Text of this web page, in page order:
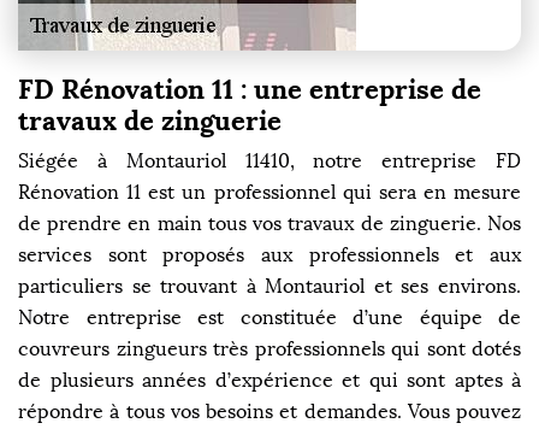
FD Rénovation 11 : une entreprise de
travaux de zinguerie
Siégée à Montauriol 11410, notre entreprise FD
Rénovation 11 est un professionnel qui sera en mesure
de prendre en main tous vos travaux de zinguerie. Nos
services sont proposés aux professionnels et aux
particuliers se trouvant à Montauriol et ses environs.
Notre entreprise est constituée d’une équipe de
couvreurs zingueurs très professionnels qui sont dotés
de plusieurs années d’expérience et qui sont aptes à
répondre à tous vos besoins et demandes. Vous pouvez